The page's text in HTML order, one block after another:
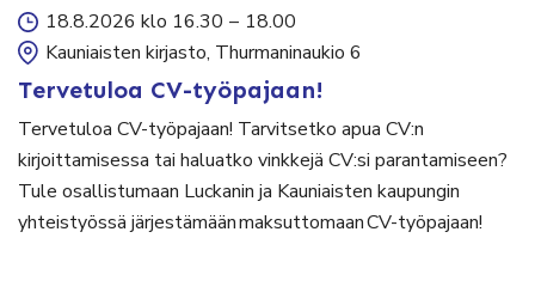
18.8.2026 klo 16.30 – 18.00
Kauniaisten kirjasto, Thurmaninaukio 6
Tervetuloa CV-työpajaan!
Tervetuloa CV-työpajaan! Tarvitsetko apua CV:n
kirjoittamisessa tai haluatko vinkkejä CV:si parantamiseen?
Tule osallistumaan Luckanin ja Kauniaisten kaupungin
yhteistyössä järjestämään maksuttomaan CV-työpajaan!